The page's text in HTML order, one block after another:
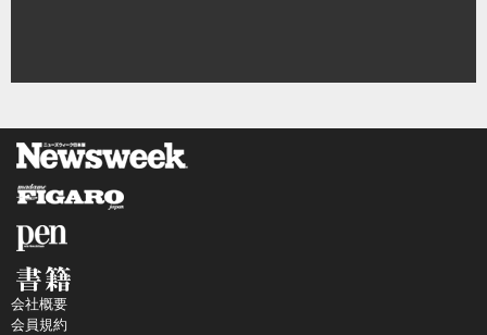
会社概要
会員規約